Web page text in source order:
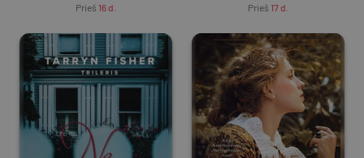
Prieš 16 d. Prieš 17 d.